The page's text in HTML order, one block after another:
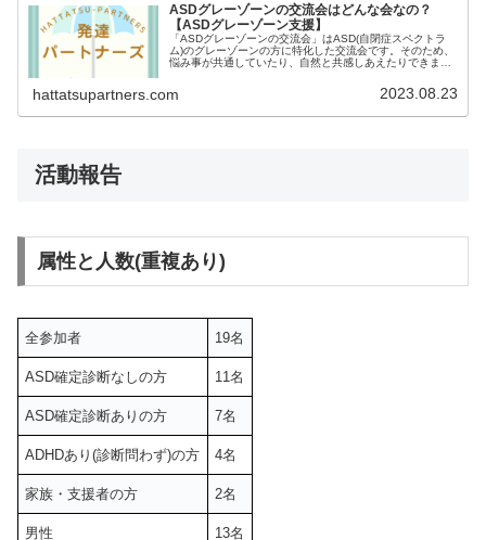
ASDグレーゾーンの交流会はどんな会なの？
【ASDグレーゾーン支援】
「ASDグレーゾーンの交流会」はASD(自閉症スペクトラ
ム)のグレーゾーンの方に特化した交流会です。そのため、
悩み事が共通していたり、自然と共感しあえたりできま
hattatsupartners.com 2023.08.23
活動報告
属性と人数(重複あり)
全参加者 19名
ASD確定診断なしの方 11名
ASD確定診断ありの方 7名
ADHDあり(診断問わず)の方 4名
家族・支援者の方 2名
男性 13名